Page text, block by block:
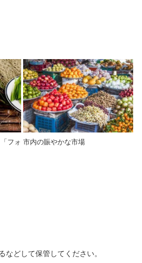
フォ 市内の賑やかな市場
どして保管してください。